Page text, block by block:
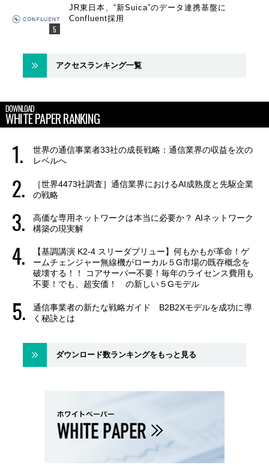
JR東日本、“新Suica”のデータ連携基盤に
Confluent採用
アクセスランキング一覧
DOWNLOAD
WHITE PAPER RANKING
世界の通信事業者33社の成長戦略：通信業界の収益を次の
レベルへ
［世界4473社調査］通信業界におけるAI成熟度と先駆企業
の戦略
高価な専用ネットワークは本当に必要か？ AIネットワーク
構築の現実解
【基調講演 K2-4 スリーダブリュー】何もかもが革命！ゲ
ームチェンジャー無線機がローカル５G市場の既存概念を
破壊する！！ コアサーバー不要！毎年のライセンス費用も
不要！でも、超安価！ の新しい５Gモデル
通信事業者の新たな戦略ガイド B2B2Xモデルを成功に導
く秘訣とは
ダウンロード数ランキングをもっと見る